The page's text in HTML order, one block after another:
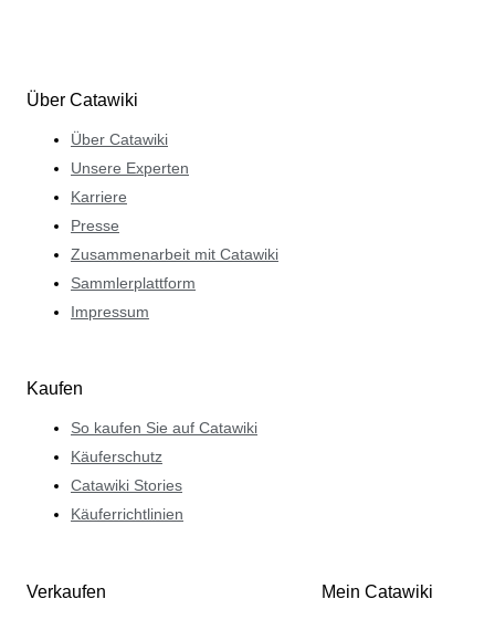
Über Catawiki
Über Catawiki
Unsere Experten
Karriere
Presse
Zusammenarbeit mit Catawiki
Sammlerplattform
Impressum
Kaufen
So kaufen Sie auf Catawiki
Käuferschutz
Catawiki Stories
Käuferrichtlinien
Verkaufen Mein Catawiki